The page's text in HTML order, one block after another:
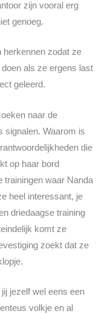
zijn vooral erg
genoeg.
herkennen zodat ze
als ze ergens last
geleerd.
naar de
signalen. Waarom is
die
op haar bord
trainingen waar Nanda
heel interessant, je
driedaagse training
komt ze
zoekt dat ze
jezelf wel eens een
volkje en al